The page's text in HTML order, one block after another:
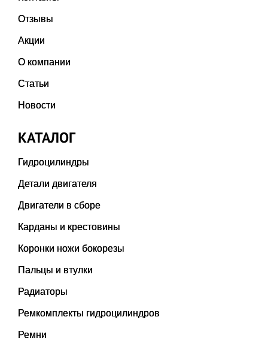
Отзывы
Акции
О компании
Статьи
Новости
КАТАЛОГ
Гидроцилиндры
Детали двигателя
Двигатели в сборе
Карданы и крестовины
Коронки ножи бокорезы
Пальцы и втулки
Радиаторы
Ремкомплекты гидроцилиндров
Ремни